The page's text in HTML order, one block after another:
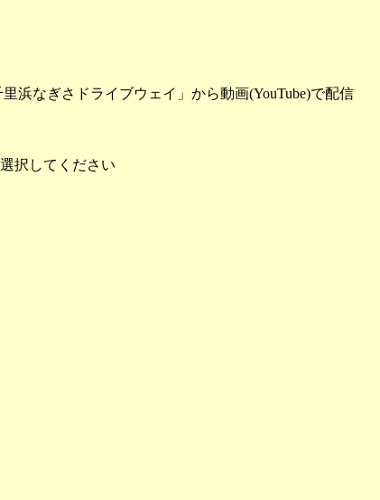
浜なぎさドライブウェイ」から動画(YouTube)で配信
択してください